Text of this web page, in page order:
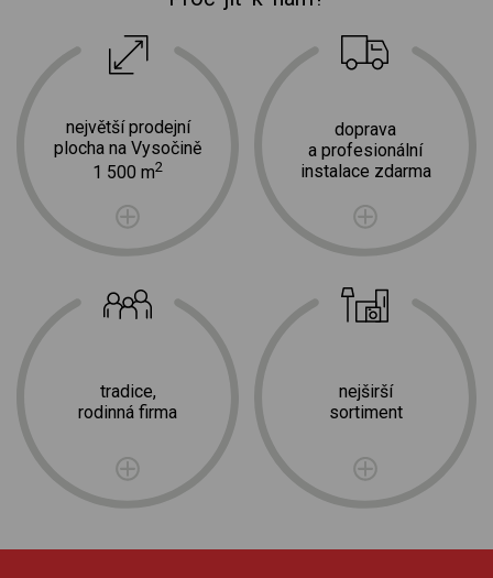
největší prodejní
plocha na Vysočině
1 500 m2
tradice,
rodinná firma
doprava
a profesionální
instalace zdarma
nejširší
sortiment